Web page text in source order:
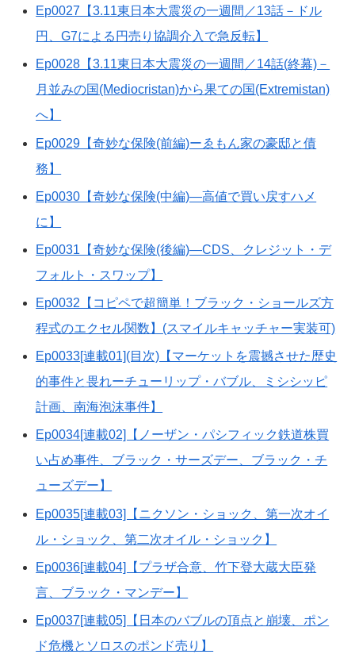
Ep0027【3.11東日本大震災の一週間／13話－ドル
円、G7による円売り協調介入で急反転】
Ep0028【3.11東日本大震災の一週間／14話(終幕)－
月並みの国(Mediocristan)から果ての国(Extremistan)
へ】
Ep0029【奇妙な保険(前編)ーゑもん家の豪邸と債
務】
Ep0030【奇妙な保険(中編)―高値で買い戻すハメ
に】
Ep0031【奇妙な保険(後編)―CDS、クレジット・デ
フォルト・スワップ】
Ep0032【コピペで超簡単！ブラック・ショールズ方
程式のエクセル関数】(スマイルキャッチャー実装可)
Ep0033[連載01](目次)【マーケットを震撼させた歴史
的事件と畏れーチューリップ・バブル、ミシシッピ
計画、南海泡沫事件】
Ep0034[連載02]【ノーザン・パシフィック鉄道株買
い占め事件、ブラック・サーズデー、ブラック・チ
ューズデー】
Ep0035[連載03]【ニクソン・ショック、第一次オイ
ル・ショック、第二次オイル・ショック】
Ep0036[連載04]【プラザ合意、竹下登大蔵大臣発
言、ブラック・マンデー】
Ep0037[連載05]【日本のバブルの頂点と崩壊、ポン
ド危機とソロスのポンド売り】